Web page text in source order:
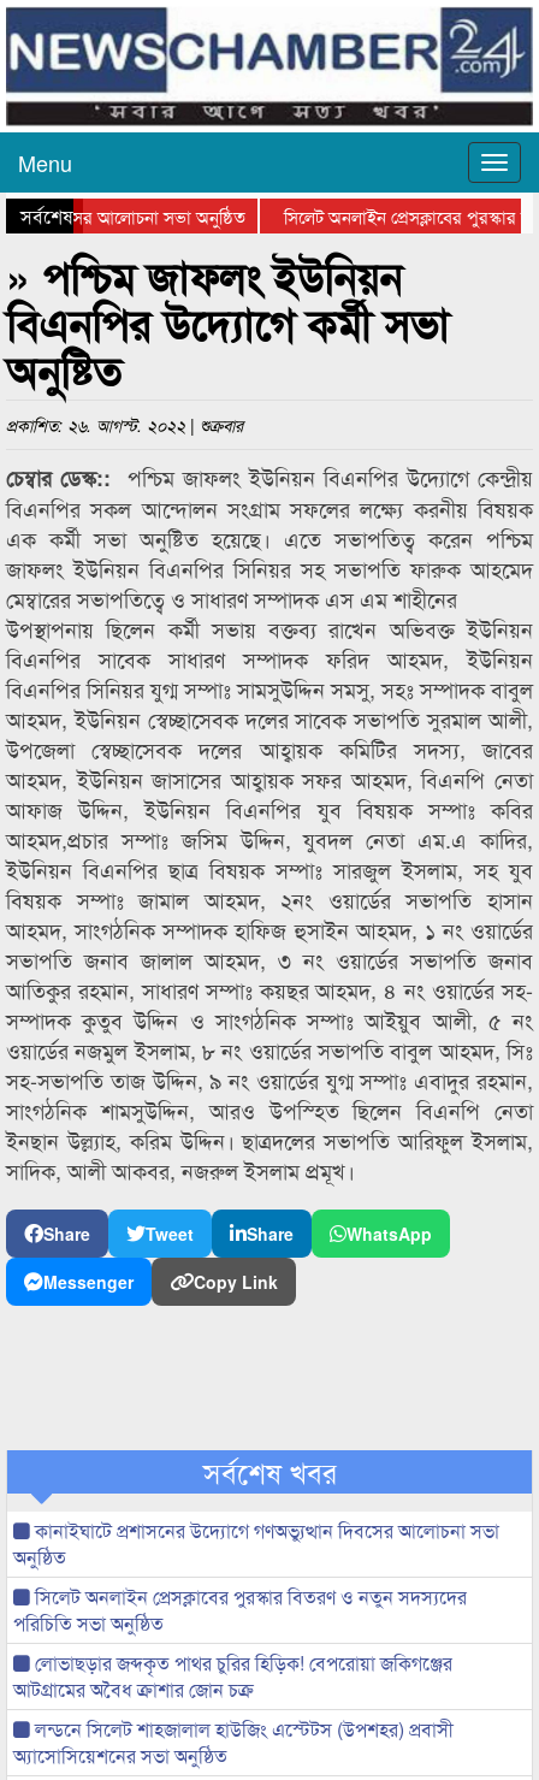
Menu
সর্বশেষ
দিবসের আলোচনা সভা অনুষ্ঠিত
সিলেট অনলাইন প্রেসক্লাবের পুরস্কার
আলোচনা সভা ও সম্মাননা প্রদান
কানাইঘাটের কিশোর আহাদের খুনি
» পশ্চিম জাফলং ইউনিয়ন
বিএনপির উদ্যোগে কর্মী সভা
অনুষ্টিত
প্রকাশিত: ২৬. আগস্ট. ২০২২ | শুক্রবার
চেম্বার ডেস্ক:: পশ্চিম জাফলং ইউনিয়ন বিএনপির উদ্যোগে কেন্দ্রীয়
বিএনপির সকল আন্দোলন সংগ্রাম সফলের লক্ষ্যে করনীয় বিষয়ক
এক কর্মী সভা অনুষ্টিত হয়েছে। এতে সভাপতিত্ব করেন পশ্চিম
জাফলং ইউনিয়ন বিএনপির সিনিয়র সহ সভাপতি ফারুক আহমেদ
মেম্বারের সভাপতিত্বে ও সাধারণ সম্পাদক এস এম শাহীনের
উপস্থাপনায় ছিলেন কর্মী সভায় বক্তব্য রাখেন অভিবক্ত ইউনিয়ন
বিএনপির সাবেক সাধারণ সম্পাদক ফরিদ আহমদ, ইউনিয়ন
বিএনপির সিনিয়র যুগ্ম সম্পাঃ সামসুউদ্দিন সমসু, সহঃ সম্পাদক বাবুল
আহমদ, ইউনিয়ন স্বেচ্ছাসেবক দলের সাবেক সভাপতি সুরমাল আলী,
উপজেলা স্বেচ্ছাসেবক দলের আহ্বায়ক কমিটির সদস্য, জাবের
আহমদ, ইউনিয়ন জাসাসের আহ্বায়ক সফর আহমদ, বিএনপি নেতা
আফাজ উদ্দিন, ইউনিয়ন বিএনপির যুব বিষয়ক সম্পাঃ কবির
আহমদ,প্রচার সম্পাঃ জসিম উদ্দিন, যুবদল নেতা এম.এ কাদির,
ইউনিয়ন বিএনপির ছাত্র বিষয়ক সম্পাঃ সারজুল ইসলাম, সহ যুব
বিষয়ক সম্পাঃ জামাল আহমদ, ২নং ওয়ার্ডের সভাপতি হাসান
আহমদ, সাংগঠনিক সম্পাদক হাফিজ হুসাইন আহমদ, ১ নং ওয়ার্ডের
সভাপতি জনাব জালাল আহমদ, ৩ নং ওয়ার্ডের সভাপতি জনাব
আতিকুর রহমান, সাধারণ সম্পাঃ কয়ছর আহমদ, ৪ নং ওয়ার্ডের সহ-
সম্পাদক কুতুব উদ্দিন ও সাংগঠনিক সম্পাঃ আইয়ুব আলী, ৫ নং
ওয়ার্ডের নজমুল ইসলাম, ৮ নং ওয়ার্ডের সভাপতি বাবুল আহমদ, সিঃ
সহ-সভাপতি তাজ উদ্দিন, ৯ নং ওয়ার্ডের যুগ্ম সম্পাঃ এবাদুর রহমান,
সাংগঠনিক শামসুউদ্দিন, আরও উপস্হিত ছিলেন বিএনপি নেতা
ইনছান উল্ল্যাহ, করিম উদ্দিন। ছাত্রদলের সভাপতি আরিফুল ইসলাম,
সাদিক, আলী আকবর, নজরুল ইসলাম প্রমূখ।
Share Tweet Share
WhatsApp
Messenger
Copy Link
সর্বশেষ খবর
কানাইঘাটে প্রশাসনের উদ্যোগে গণঅভ্যুত্থান দিবসের আলোচনা সভা
অনুষ্ঠিত
সিলেট অনলাইন প্রেসক্লাবের পুরস্কার বিতরণ ও নতুন সদস্যদের
পরিচিতি সভা অনুষ্ঠিত
লোভাছড়ার জব্দকৃত পাথর চুরির হিড়িক! বেপরোয়া জকিগঞ্জের
আটগ্রামের অবৈধ ক্রাশার জোন চক্র
লন্ডনে সিলেট শাহজালাল হাউজিং এস্টেটস (উপশহর) প্রবাসী
অ্যাসোসিয়েশনের সভা অনুষ্ঠিত